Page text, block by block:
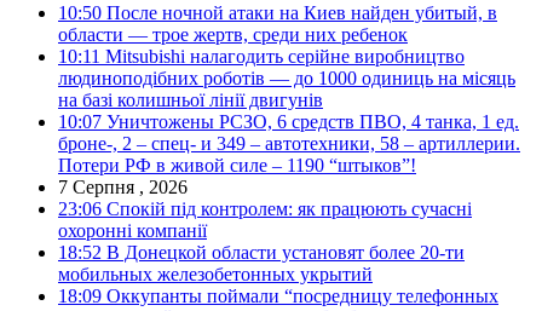
10:50 После ночной атаки на Киев найден убитый, в
области — трое жертв, среди них ребенок
10:11 Mitsubishi налагодить серійне виробництво
людиноподібних роботів — до 1000 одиниць на місяць
на базі колишньої лінії двигунів
10:07 Уничтожены РСЗО, 6 средств ПВО, 4 танка, 1 ед.
броне-, 2 – спец- и 349 – автотехники, 58 – артиллерии.
Потери РФ в живой силе – 1190 “штыков”!
7 Серпня , 2026
23:06 Спокій під контролем: як працюють сучасні
охоронні компанії
18:52 В Донецкой области установят более 20-ти
мобильных железобетонных укрытий
18:09 Оккупанты поймали “посредницу телефонных